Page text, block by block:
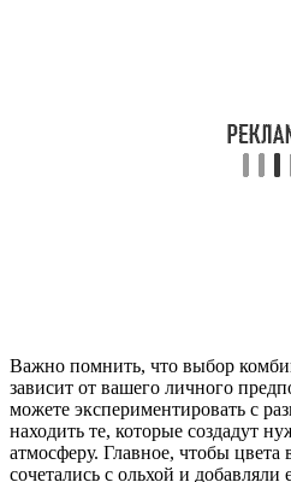
Важно помнить, что выбор
зависит от вашего личного
можете экспериментировать с
находить те, которые создадут
атмосферу. Главное, чтобы
сочетались с ольхой и